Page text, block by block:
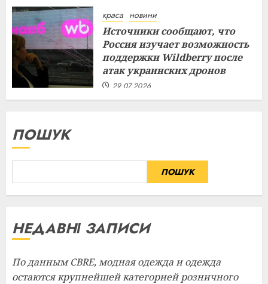
краса новини
Источники сообщают, что
Россия изучает возможность
поддержки Wildberry после
атак украинских дронов
29.07.2026
ПОШУК
ПОШУК
НЕДАВНІ ЗАПИСИ
По данным CBRE, модная одежда и одежда
остаются крупнейшей категорией розничного